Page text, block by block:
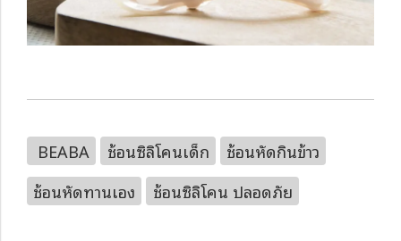
BEABA ช้อนซิลิโคนเด็ก
ช้อนหัดกินข้าว
ช้อนหัดทานเอง
ช้อนซิลิโคน ปลอดภัย